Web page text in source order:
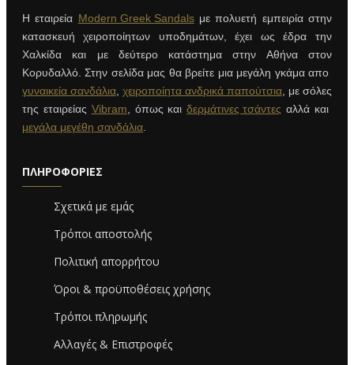
Η εταιρεία Modern Greek Sandalsμε πολυετή εμπειρία στην
κατασκευή χειροποίητων υποδημάτων, έχει ως έδρα την
Χαλκίδα και με δεύτερο κατάστημα στην Αθήνα στον
Κορυδαλλό. Στην σελίδα μας θα βρείτε μια μεγάλη γκάμα απο
γυναικεία σανδάλια χειροποίητα ανδρικά παπούτσια , με σόλες
της εταιρείας Vibram , όπως καιδερμάτινες τσάντες αλλά και
μεγάλα μεγέθη σανδάλια
ΠΛΗΡΟΦΟΡΊΕΣ
Σχετικά με εμάς
Τρόποι αποστολής
Πολιτική απορρήτου
Όροι & προϋποθέσεις χρήσης
Τρόποι πληρωμής
Αλλαγές & Επιστροφές